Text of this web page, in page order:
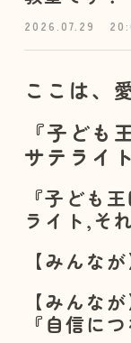
2026.07.29
ここは、
『子ども
サテライト
『子ども
ライト,それ
【みんな
【みんな
『自信に